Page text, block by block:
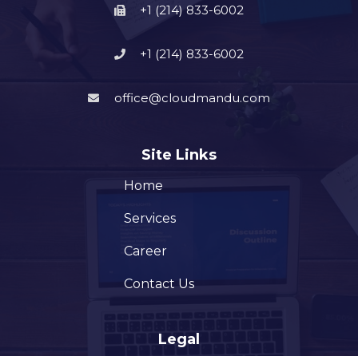
+1 (214) 833-6002
+1 (214) 833-6002
office@cloudmandu.com
Site Links
Home
Services
Career
Contact Us
Legal